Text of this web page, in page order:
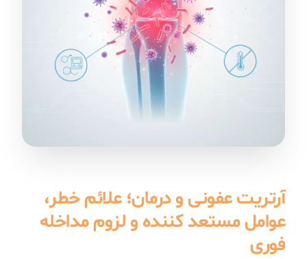
آرتریت عفونی و درمان؛ علائم خطر،
عوامل مستعد کننده و لزوم مداخله
فوری